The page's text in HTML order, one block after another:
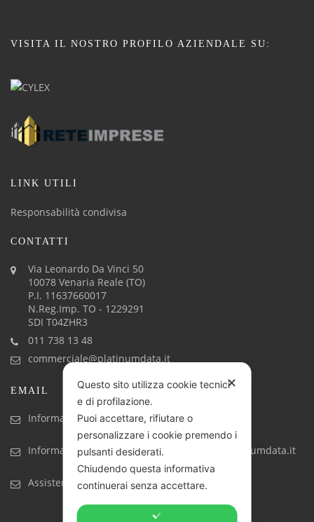
VISITA IL NOSTRO PROFILO AZIENDALE SU:
LINK UTILI
Responsabilità condivisa
CONTATTI
Via Leonardo Da Vinci 50
10078 Venaria Reale (TO)
P.I. 11637660017
N.Reg.Imp. TO - 1229291
SDI T04ZHR3
011 738 13 48
commerciale@platinumdata.it
EMAIL
Informazioni generiche: info@platinumdata.it
Informazioni commerciali: commerciale@platinumdata.it
Assistenza tecnica: assistenza@platinumdata.it
✕
Questo sito utilizza cookie tecnici
e di profilazione.
Puoi accettare, rifiutare o
personalizzare i cookie premendo i
pulsanti desiderati.
Chiudendo questa informativa
continuerai senza accettare.